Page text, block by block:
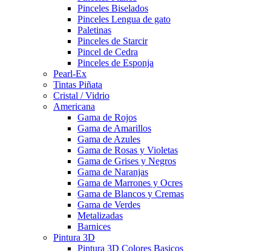
Pinceles Biselados
Pinceles Lengua de gato
Paletinas
Pinceles de Starcir
Pincel de Cedra
Pinceles de Esponja
Pearl-Ex
Tintas Piñata
Cristal / Vidrio
Americana
Gama de Rojos
Gama de Amarillos
Gama de Azules
Gama de Rosas y Violetas
Gama de Grises y Negros
Gama de Naranjas
Gama de Marrones y Ocres
Gama de Blancos y Cremas
Gama de Verdes
Metalizadas
Barnices
Pintura 3D
Pintura 3D Colores Basicos